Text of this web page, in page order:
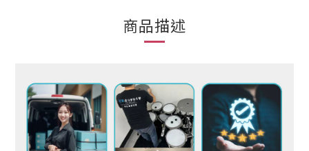
商品描述